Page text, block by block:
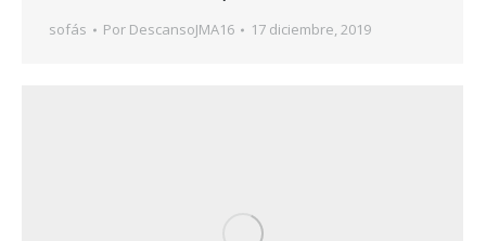
sofás Por DescansoJMA16 17 diciembre, 2019